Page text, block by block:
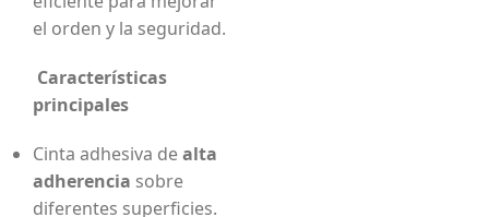
el orden y la seguridad.
Características
principales
Cinta adhesiva dealta
adherencia sobre
diferentes superficies.